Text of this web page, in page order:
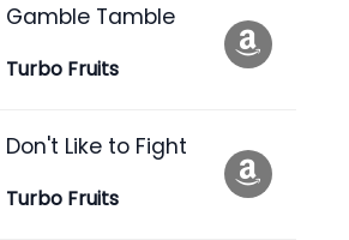
Gamble Tamble
Turbo Fruits
Don't Like to Fight
Turbo Fruits